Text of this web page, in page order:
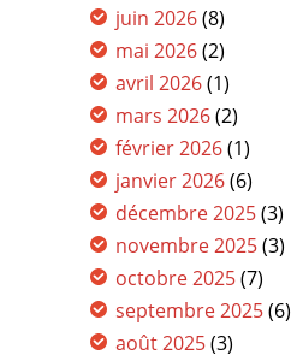
juin 2026(8)
mai 2026(2)
avril 2026(1)
mars 2026(2)
février 2026(1)
janvier 2026(6)
décembre 2025(3)
novembre 2025(3)
octobre 2025(7)
septembre 2025(6)
août 2025(3)